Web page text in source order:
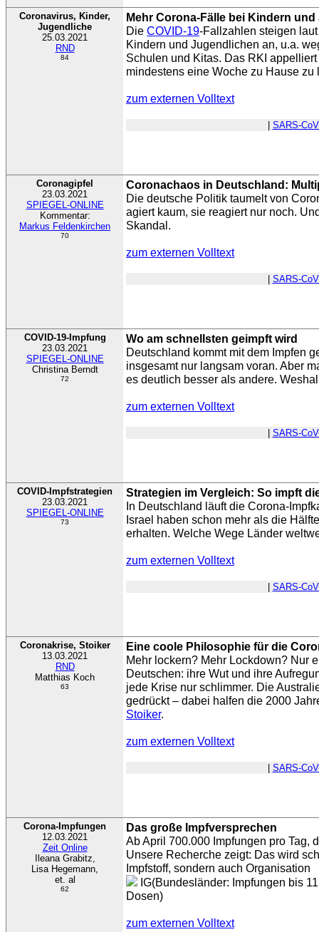
Coronavirus, Kinder,
Jugendliche
25.03.2021
RND
84
Mehr Corona-Fälle bei Kindern
Die COVID-19-Fallzahlen steigen
Kindern und Jugendlichen an, u.a.
Schulen und Kitas. Das RKI
mindestens eine Woche zu Hause zu
zum externen Volltext
SARS-
Coronagipfel
23.03.2021
SPIEGEL-ONLINE
Kommentar:
Markus Feldenkirchen
70
Coronachaos in Deutschland:
Die deutsche Politik taumelt von
agiert kaum, sie reagiert nur noch.
Skandal.
zum externen Volltext
SARS-
COVID-19-Impfung
23.03.2021
SPIEGEL-ONLINE
Christina Berndt
72
Wo am schnellsten geimpft wird
Deutschland kommt mit dem Impfen
insgesamt nur langsam voran. Aber
es deutlich besser als andere.
zum externen Volltext
SARS-
COVID-Impfstrategien
23.03.2021
SPIEGEL-ONLINE
73
Strategien im Vergleich: So impft
In Deutschland läuft die Corona-
Israel haben schon mehr als die
erhalten. Welche Wege Länder
zum externen Volltext
SARS-
Coronakrise, Stoiker
13.03.2021
RND
Matthias Koch
63
Eine coole Philosophie für die
Mehr lockern? Mehr Lockdown? Nur
Deutschen: ihre Wut und ihre
jede Krise nur schlimmer. Die
gedrückt – dabei halfen die 2000
Stoiker.
zum externen Volltext
SARS-
Corona-Impfungen
12.03.2021
Zeit Online
Ileana Grabitz,
Lisa Hegemann,
et. al
62
Das große Impfversprechen
Ab April 700.000 Impfungen pro Tag,
Unsere Recherche zeigt: Das wird
Impfstoff, sondern auch Organisation
IG(Bundesländer: Impfungen bis
Dosen)
zum externen Volltext